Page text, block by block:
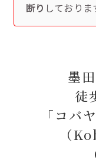
断り しておりま
墨
徒
「コバ
（